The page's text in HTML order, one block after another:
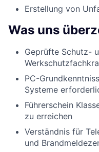
Erstellung von
Was uns
Geprüfte Schutz-
PC-
Systeme
Führerschein
zu erreichen
Verständnis für
und